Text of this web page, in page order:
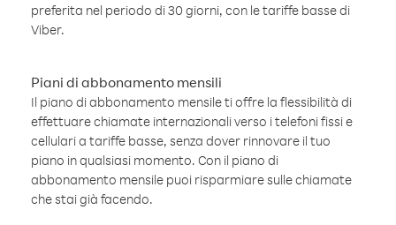
preferita nel periodo di 30 giorni, con le tariffe basse di
Viber.
Piani di abbonamento mensili
Il piano di abbonamento mensile ti offre la flessibilità di
effettuare chiamate internazionali verso i telefoni fissi e
cellulari a tariffe basse, senza dover rinnovare il tuo
piano in qualsiasi momento. Con il piano di
abbonamento mensile puoi risparmiare sulle chiamate
che stai già facendo.